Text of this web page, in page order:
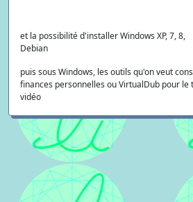
et la possibilité d'installer Windows XP, 7, 8,
Debian
puis sous Windows, les outils qu'on veut
finances personnelles ou VirtualDub pour
vidéo